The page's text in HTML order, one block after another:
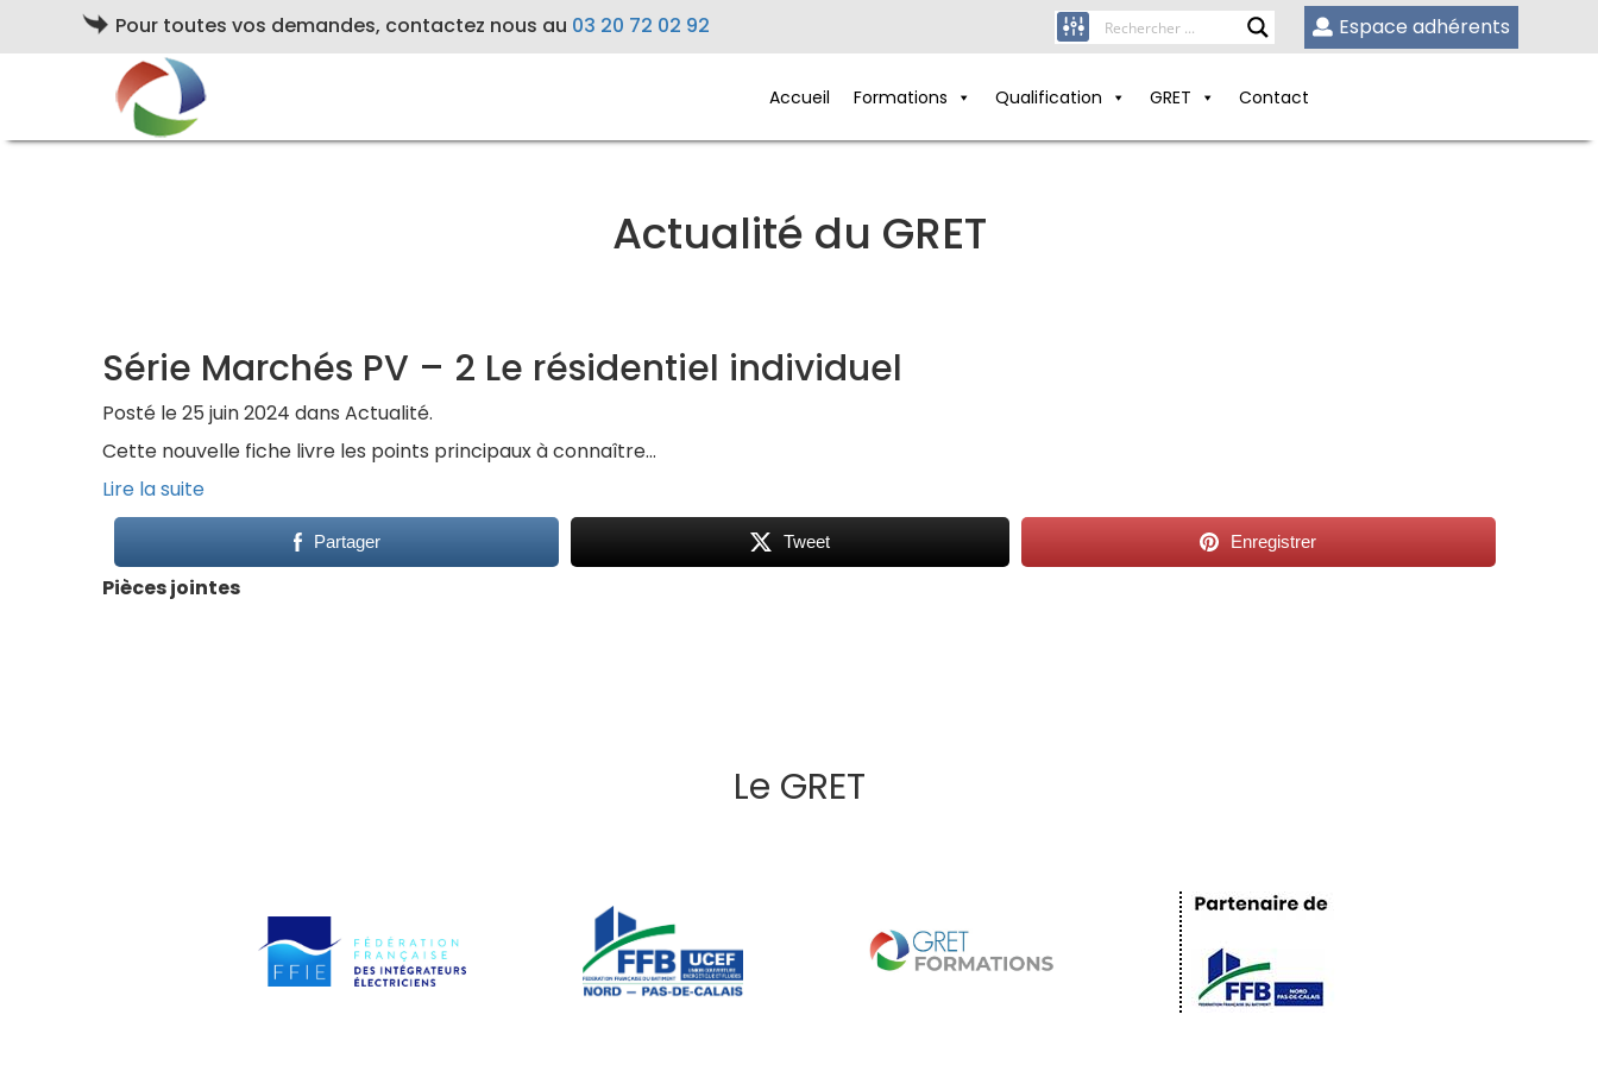
Pour toutes vos demandes, contactez nous au 03 20 72 02 92 Espace adhérents
Accueil Formations Qualification GRET Contact
Actualité du GRET
Série Marchés PV – 2 Le résidentiel individuel
Posté le 25 juin 2024 dans Actualité.
Cette nouvelle fiche livre les points principaux à connaître…
Lire la suite
Partager Tweet Enregistrer
Pièces jointes
Le GRET